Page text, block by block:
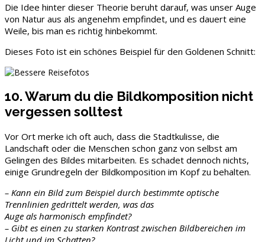
Die Idee hinter dieser Theorie beruht darauf, was unser Auge
von Natur aus als angenehm empfindet, und es dauert eine
Weile, bis man es richtig hinbekommt.
Dieses Foto ist ein schönes Beispiel für den Goldenen Schnitt:
10. Warum du die Bildkomposition nicht
vergessen solltest
Vor Ort merke ich oft auch, dass die Stadtkulisse, die
Landschaft oder die Menschen schon ganz von selbst am
Gelingen des Bildes mitarbeiten. Es schadet dennoch nichts,
einige Grundregeln der Bildkomposition im Kopf zu behalten.
– Kann ein Bild zum Beispiel durch bestimmte optische
Trennlinien gedrittelt werden, was das
Auge als harmonisch empfindet?
– Gibt es einen zu starken Kontrast zwischen Bildbereichen im